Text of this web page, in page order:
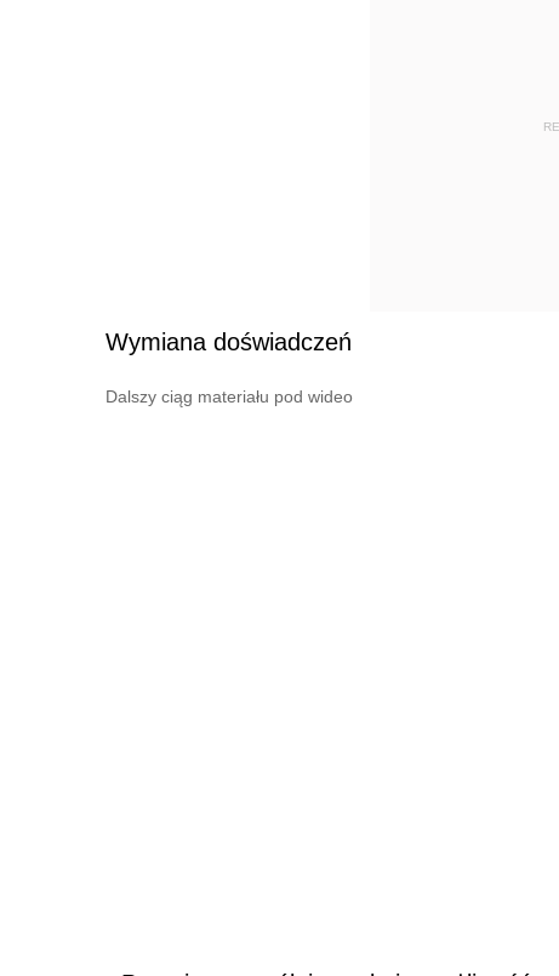
Wymiana doświadczeń
Dalszy ciąg materiału pod wideo